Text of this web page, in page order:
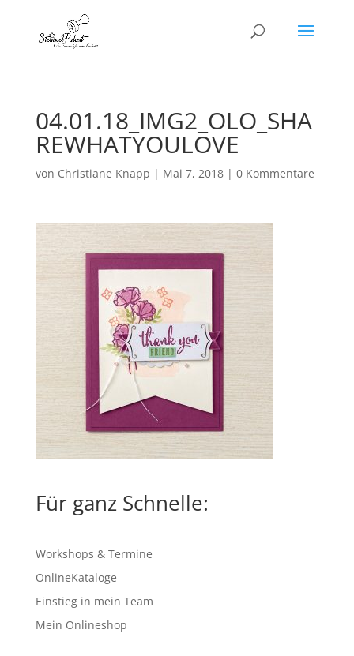
04.01.18_IMG2_OLO_SHA
REWHATYOULOVE
von Christiane Knapp | Mai 7, 2018| 0 Kommentare
Für ganz Schnelle:
Workshops & Termine
OnlineKataloge
Einstieg in mein Team
Mein Onlineshop